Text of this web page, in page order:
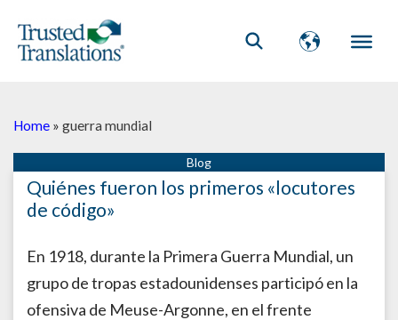
Home » guerra mundial
Quiénes fueron los primeros «locutores
de código»
En 1918, durante la Primera Guerra Mundial, un
grupo de tropas estadounidenses participó en la
ofensiva de Meuse-Argonne, en el frente